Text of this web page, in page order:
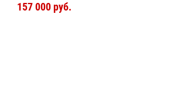
157 000 руб.